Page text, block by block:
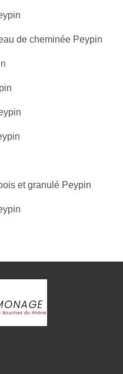
de cheminée Peypin
et granulé Peypin